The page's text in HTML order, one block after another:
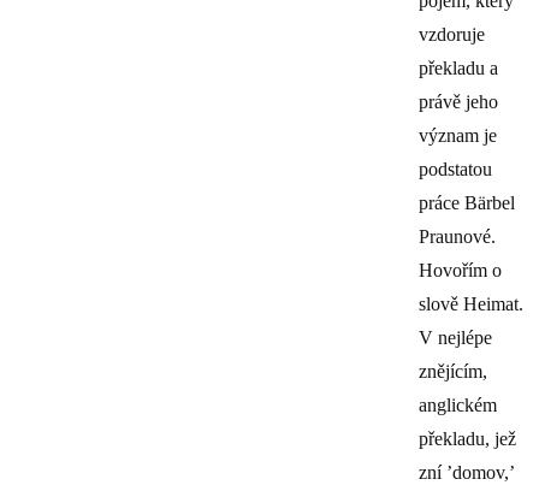
vzdoruje
překladu a
právě jeho
význam je
podstatou
práce Bärbel
Praunové.
Hovořím o
slově Heimat.
V nejlépe
znějícím,
anglickém
překladu, jež
zní ’domov,’